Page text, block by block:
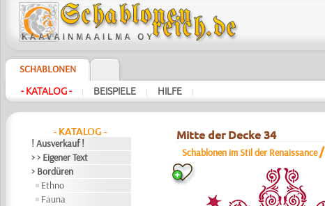
SCHABLONEN
- KATALOG - | BEISPIELE | HILFE |
- KATALOG -
! Ausverkauf !
> > Eigener Text
> Bordüren
Ethno
Fauna
Mitte der Decke 34
Schablonen im Stil der Renaissance /